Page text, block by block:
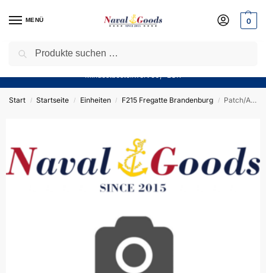
MENÜ 0
Sparen Sie jetzt bares Geld! — Mit unserem Gutschein
Mindestbestellwert 50,- EUR
Start / Startseite / Einheiten / F215 Fregatte Brandenburg / Patch/Aufnäher F215 Fregatte BRANDENBURG – standard mit Klett – German Navy